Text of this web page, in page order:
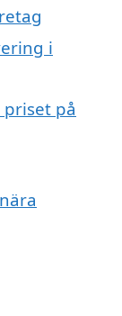
i
på